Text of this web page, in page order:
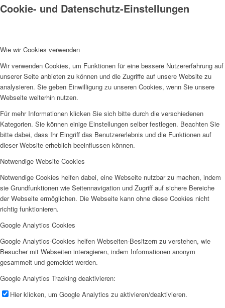
Cookie- und Datenschutz-Einstellungen
Wie wir Cookies verwenden
Wir verwenden Cookies, um Funktionen für eine bessere Nutzererfahrung auf
unserer Seite anbieten zu können und die Zugriffe auf unsere Website zu
analysieren. Sie geben Einwilligung zu unseren Cookies, wenn Sie unsere
Webseite weiterhin nutzen.
Für mehr Informationen klicken Sie sich bitte durch die verschiedenen
Kategorien. Sie können einige Einstellungen selber festlegen. Beachten Sie
bitte dabei, dass Ihr Eingriff das Benutzererlebnis und die Funktionen auf
dieser Website erheblich beeinflussen können.
Notwendige Website Cookies
Notwendige Cookies helfen dabei, eine Webseite nutzbar zu machen, indem
sie Grundfunktionen wie Seitennavigation und Zugriff auf sichere Bereiche
der Webseite ermöglichen. Die Webseite kann ohne diese Cookies nicht
richtig funktionieren.
Google Analytics Cookies
Google Analytics-Cookies helfen Webseiten-Besitzern zu verstehen, wie
Besucher mit Webseiten interagieren, indem Informationen anonym
gesammelt und gemeldet werden.
Google Analytics Tracking deaktivieren:
Hier klicken, um Google Analytics zu aktivieren/deaktivieren.